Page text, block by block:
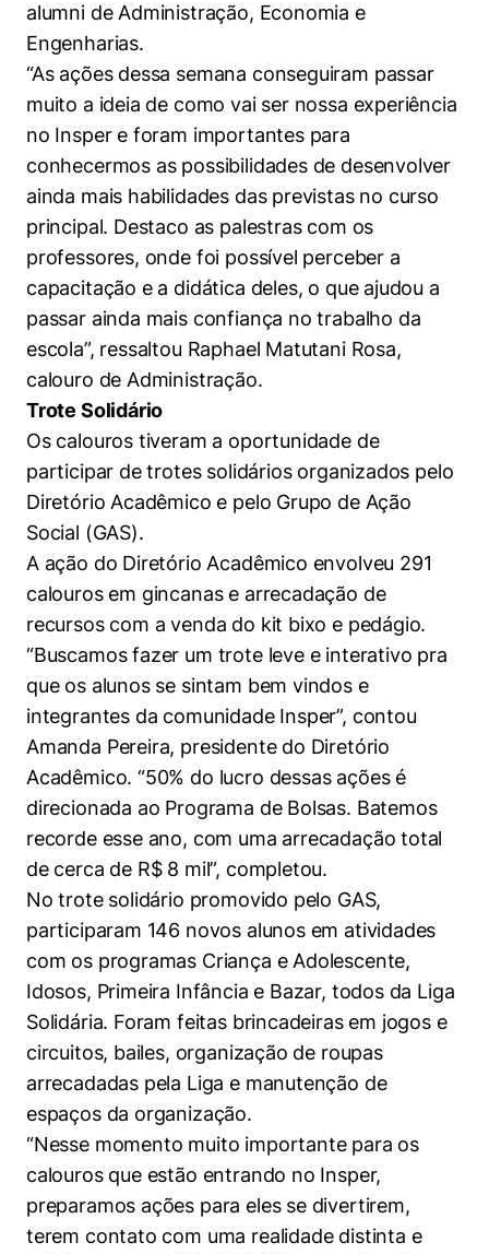
alumni de Administração, Economia e
Engenharias.
“As ações dessa semana conseguiram passar
muito a ideia de como vai ser nossa experiência
no Insper e foram importantes para
conhecermos as possibilidades de desenvolver
ainda mais habilidades das previstas no curso
principal. Destaco as palestras com os
professores, onde foi possível perceber a
capacitação e a didática deles, o que ajudou a
passar ainda mais confiança no trabalho da
escola”, ressaltou Raphael Matutani Rosa,
calouro de Administração.
Trote Solidário
Os calouros tiveram a oportunidade de
participar de trotes solidários organizados pelo
Diretório Acadêmico e pelo Grupo de Ação
Social (GAS).
A ação do Diretório Acadêmico envolveu 291
calouros em gincanas e arrecadação de
recursos com a venda do kit bixo e pedágio.
“Buscamos fazer um trote leve e interativo pra
que os alunos se sintam bem vindos e
integrantes da comunidade Insper”, contou
Amanda Pereira, presidente do Diretório
Acadêmico. “50% do lucro dessas ações é
direcionada ao Programa de Bolsas. Batemos
recorde esse ano, com uma arrecadação total
de cerca de R$ 8 mil”, completou.
No trote solidário promovido pelo GAS,
participaram 146 novos alunos em atividades
com os programas Criança e Adolescente,
Idosos, Primeira Infância e Bazar, todos da Liga
Solidária. Foram feitas brincadeiras em jogos e
circuitos, bailes, organização de roupas
arrecadadas pela Liga e manutenção de
espaços da organização.
“Nesse momento muito importante para os
calouros que estão entrando no Insper,
preparamos ações para eles se divertirem,
terem contato com uma realidade distinta e